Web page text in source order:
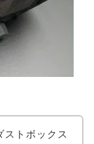
ストボックス